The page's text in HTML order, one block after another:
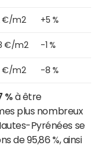
€/m2 +5 %
€/m2 -1 %
€/m2 -8 %
% à être
plus nombreux
Pyrénées se
de 95,86 %, ainsi